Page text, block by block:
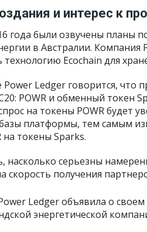
и интерес к
года были озвучены планы
в Австралии. Компания
технологию Ecochain для
Power Ledger говорится, что
POWR и обменный токен
на токены POWR будет
платформы, тем самым
на токены Sparks.
насколько серьезны
скорость получения
Ledger объявила о
энергетической